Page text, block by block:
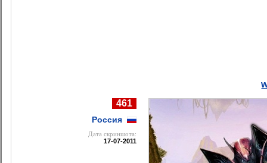
461
Россия
Дата cкриншота:
17-07-2011